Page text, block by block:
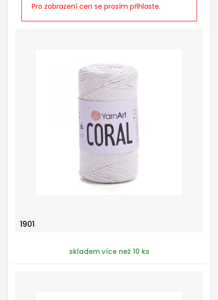
Pro zobrazení cen se prosím přihlaste.
1901
skladem více než 10 ks